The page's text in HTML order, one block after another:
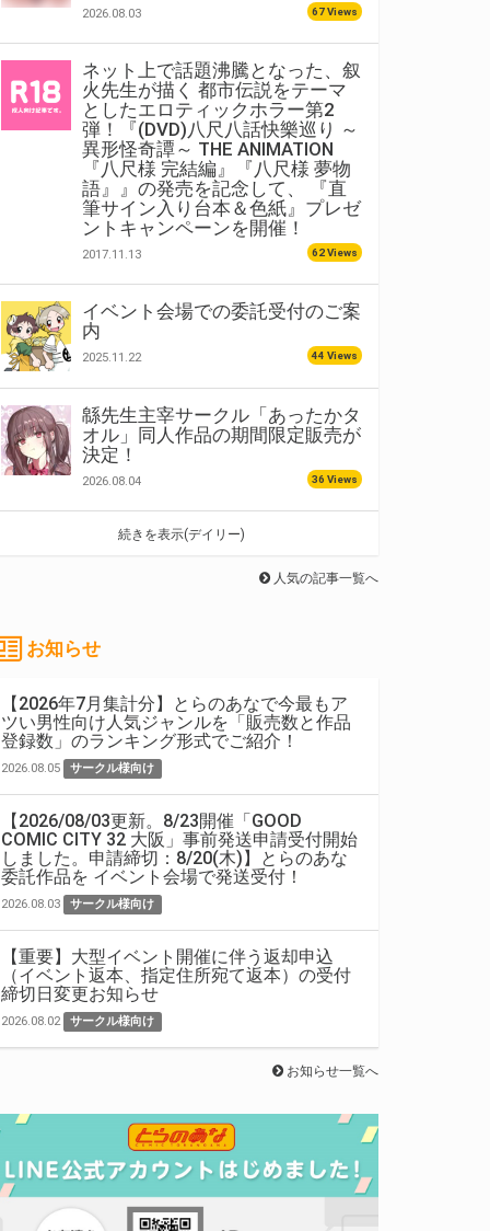
2026.08.03 67 Views
ネット上で話題沸騰となった、叙
火先生が描く 都市伝説をテーマ
としたエロティックホラー第2
弾！『(DVD)八尺八話快樂巡り ～
異形怪奇譚～ THE ANIMATION
『八尺様 完結編』『八尺様 夢物
語』』の発売を記念して、 『直
筆サイン入り台本＆色紙』プレゼ
ントキャンペーンを開催！
2017.11.13 62 Views
イベント会場での委託受付のご案
内
2025.11.22 44 Views
緜先生主宰サークル「あったかタ
オル」同人作品の期間限定販売が
決定！
2026.08.04 36 Views
続きを表示(デイリー)
人気の記事一覧へ
お知らせ
【2026年7月集計分】とらのあなで今最もア
ツい男性向け人気ジャンルを「販売数と作品
登録数」のランキング形式でご紹介！
2026.08.05 サークル様向け
【2026/08/03更新。8/23開催「GOOD
COMIC CITY 32 大阪」事前発送申請受付開始
しました。申請締切：8/20(木)】とらのあな
委託作品を イベント会場で発送受付！
2026.08.03 サークル様向け
【重要】大型イベント開催に伴う返却申込
（イベント返本、指定住所宛て返本）の受付
締切日変更お知らせ
2026.08.02 サークル様向け
お知らせ一覧へ